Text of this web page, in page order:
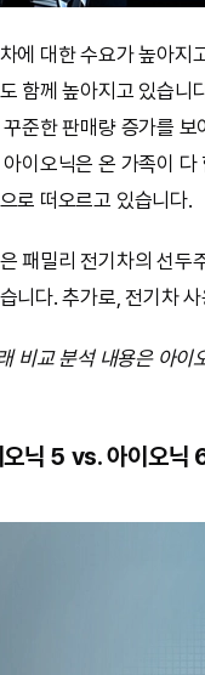
에 대한 수요가 높아지
함께 높아지고 있습니
준한 판매량 증가를 보
이오닉은 온 가족이
로 떠오르고 있습니다.
패밀리 전기차의 선두
니다. 추가로, 전기차
비교 분석 내용은 아이
오닉 5 vs. 아이오닉